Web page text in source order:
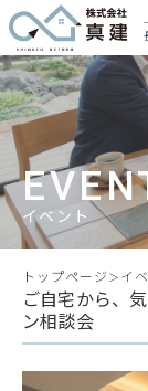
イベント
トップページ イ
ご自宅から、
ン相談会